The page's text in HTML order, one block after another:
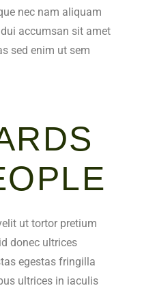
nec nam aliquam
accumsan sit amet
sed enim ut sem
ut tortor pretium
donec ultrices
egestas fringilla
ultrices in iaculis